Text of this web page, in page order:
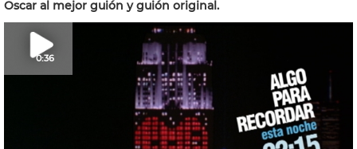
Oscar al mejor guión y guión original.
0:36